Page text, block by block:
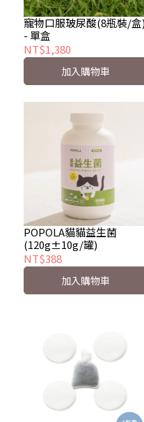
寵物口服玻尿酸(8瓶裝/盒)
- 單盒
NT$1,380
加入購物車
POPOLA貓貓益生菌
(120g±10g/罐)
NT$388
加入購物車